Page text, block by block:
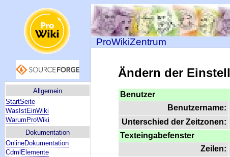
Allgemein
StartSeite
WasIstEinWiki
WarumProWiki
Dokumentation
OnlineDokumentation
CdmlElemente
ProWikiZentrum
Ändern der
Benutzer
Benutzername:
Unterschied der Zeitzonen:
Texteingabefenster
Zeilen: